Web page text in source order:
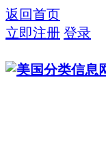
返回首页
立即注册 登录